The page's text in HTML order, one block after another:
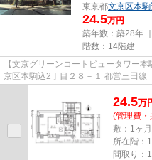
東京都文京区本駒
24.5万円
築年数：築28年
階数：14階建
【文京グリーンコートビュータワー本駒
京区本駒込2丁目２８－１ 都営三田線「千石駅」徒歩4分・JR山手線・南北線
24.5万
(管理費
敷：1ヶ
所在階：
間取り：